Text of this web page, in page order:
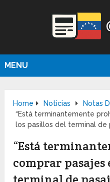
MENU
Home Noticias
Notas
“Está terminantemente
los pasillos del terminal de
“Está
comprar pasajes